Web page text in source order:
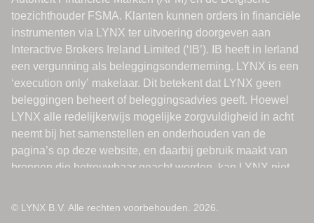
© LYNX B.V. Alle rechten voorbehouden. 2026.